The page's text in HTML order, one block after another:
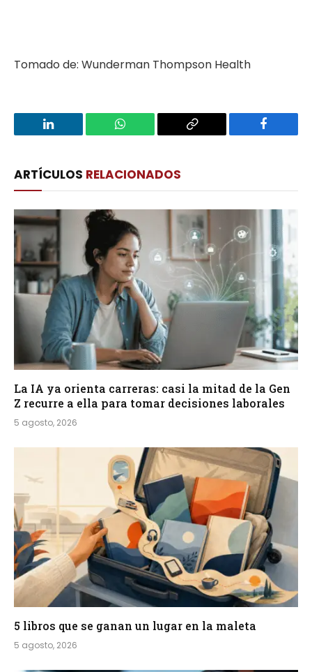
Tomado de: Wunderman Thompson Health
LinkedIn WhatsApp
Copy
Facebook
ARTÍCULOS RELACIONADOS
La IA ya orienta carreras: casi la mitad de la Gen
Z recurre a ella para tomar decisiones laborales
5 agosto, 2026
5 libros que se ganan un lugar en la maleta
5 agosto, 2026